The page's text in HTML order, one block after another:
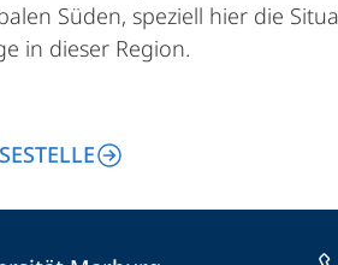
Süden, speziell hier die
in dieser Region.